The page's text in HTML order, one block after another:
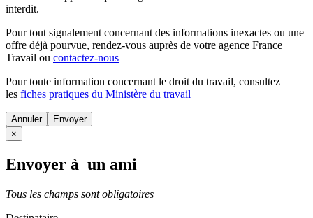
interdit.
Pour tout signalement concernant des informations inexactes ou une
offre déjà pourvue, rendez-vous auprès de votre agence France
Travail ou contactez-nous
Pour toute information concernant le droit du travail, consultez
les fiches pratiques du Ministère du travail
Annuler
×
Envoyer à un ami
Tous les champs sont obligatoires